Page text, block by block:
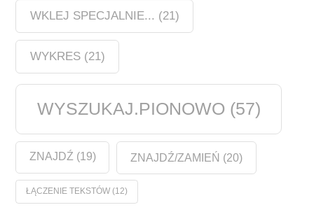
WKLEJ SPECJALNIE... (21)
WYKRES(21)
WYSZUKAJ.PIONOWO (57)
ZNAJDŹ (19) ZNAJDŹ/ZAMIEŃ (20)
ŁĄCZENIE TEKSTÓW (12)